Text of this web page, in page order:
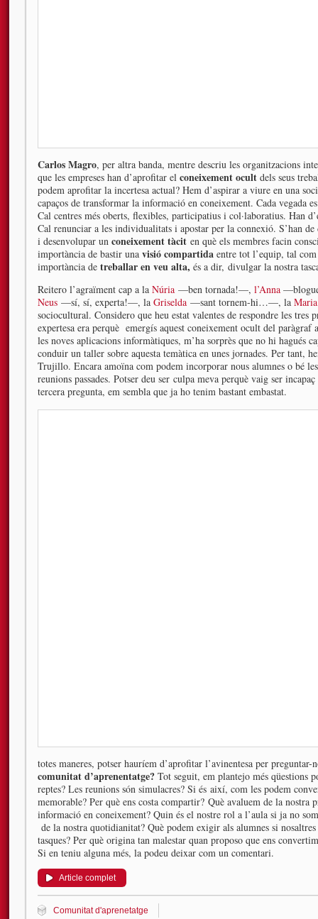
Carlos Magro, per altra banda, mentre descriu les organitzacions
que les empreses han d’aprofitar el coneixement ocult dels seus
podem aprofitar la incertesa actual? Hem d’aspirar a viure en una
capaços de transformar la informació en coneixement. Cada vegada
Cal centres més oberts, flexibles, participatius i col·laboratius. Han
Cal renunciar a les individualitats i apostar per la connexió. S’han
i desenvolupar un coneixement tàcit en què els membres facin
importància de bastir una visió compartida entre tot l’equip, tal
importància de treballar en veu alta, és a dir, divulgar la nostra
Reitero l’agraïment cap a la Núria —ben tornada!—, l’Anna
Neus —sí, sí, experta!—, la Griselda —sant tornem-hi…—, la
sociocultural. Considero que heu estat valentes de respondre les
expertesa era perquè emergís aquest coneixement ocult del paràgraf
les noves aplicacions informàtiques, m’ha sorprès que no hi hagués
conduir un taller sobre aquesta temàtica en unes jornades. Per tant,
Trujillo. Encara amoïna com podem incorporar nous alumnes o bé
reunions passades. Potser deu ser culpa meva perquè vaig ser
tercera pregunta, em sembla que ja ho tenim bastant embastat.
totes maneres, potser hauríem d’aprofitar l’avinentesa per preguntar-
comunitat d’aprenentatge? Tot seguit, em plantejo més qüestions
reptes? Les reunions són simulacres? Si és així, com les podem
memorable? Per què ens costa compartir? Què avaluem de la nostra
informació en coneixement? Quin és el nostre rol a l’aula si ja no
de la nostra quotidianitat? Què podem exigir als alumnes si
tasques? Per què origina tan malestar quan proposo que ens
Si en teniu alguna més, la podeu deixar com un comentari.
Article complet
Comunitat d'aprenetatge